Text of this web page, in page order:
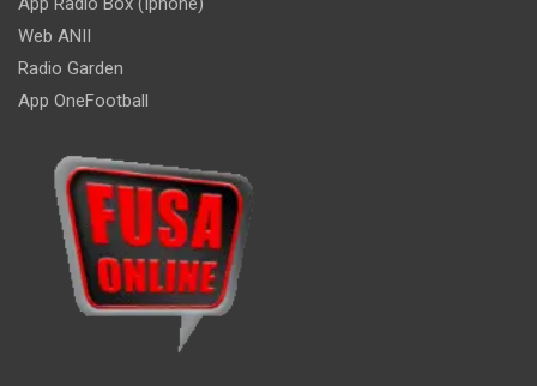
Web ANII
Radio Garden
App OneFootball